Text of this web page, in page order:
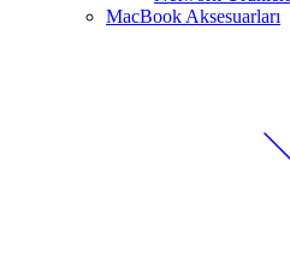
MacBook Aksesuarları